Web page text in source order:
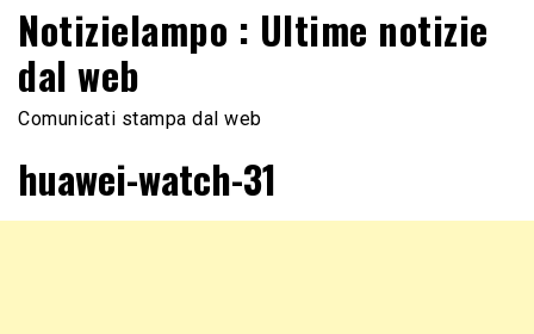
Notizielampo : Ultime notizie
dal web
Comunicati stampa dal web
huawei-watch-31